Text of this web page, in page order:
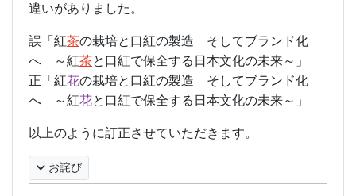
違いがありました。
誤「紅茶の栽培と口紅の製造 そしてブランド化
へ ～紅茶と口紅で保全する日本文化の未来～」
正「 紅花の栽培と口紅の製造 そしてブランド化
へ ～紅花と口紅で保全する日本文化の未来～ 」
以上のように訂正させていただきます。
お詫び